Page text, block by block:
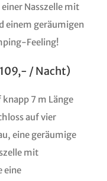
Nasszelle mit
einem geräumigen
Feeling!
/ Nacht)
7 m Länge
auf vier
eine geräumige
mit
eine